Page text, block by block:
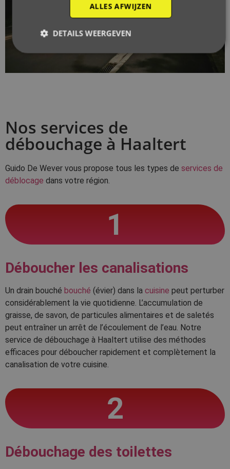
Nos services de
débouchage à Haaltert
Guido De Wever vous propose tous les types de services de
déblocage dans votre région.
1
Déboucher les canalisations
Un drain bouché bouché (évier) dans la cuisine peut perturber
considérablement la vie quotidienne. L’accumulation de
graisse, de savon, de particules alimentaires et de saletés
peut entraîner un arrêt de l’écoulement de l’eau. Notre
service de débouchage à Haaltert utilise des méthodes
efficaces pour déboucher rapidement et complètement la
canalisation de votre cuisine.
2
Débouchage des toilettes
ALLES AFWIJZEN
DETAILS WEERGEVEN